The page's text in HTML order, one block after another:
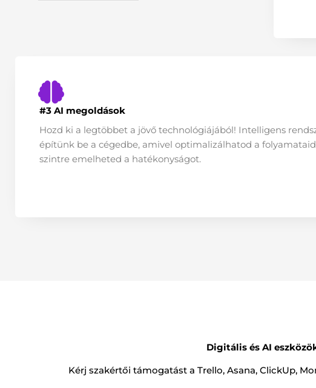
#3 AI megoldások
Hozd ki a legtöbbet a jövő technológiájából! Intelligens
építünk be a cégedbe, amivel optimalizálhatod a
szintre emelheted a hatékonyságot.
Digitális és AI
Kérj szakértői támogatást a Trello, Asana, ClickUp,